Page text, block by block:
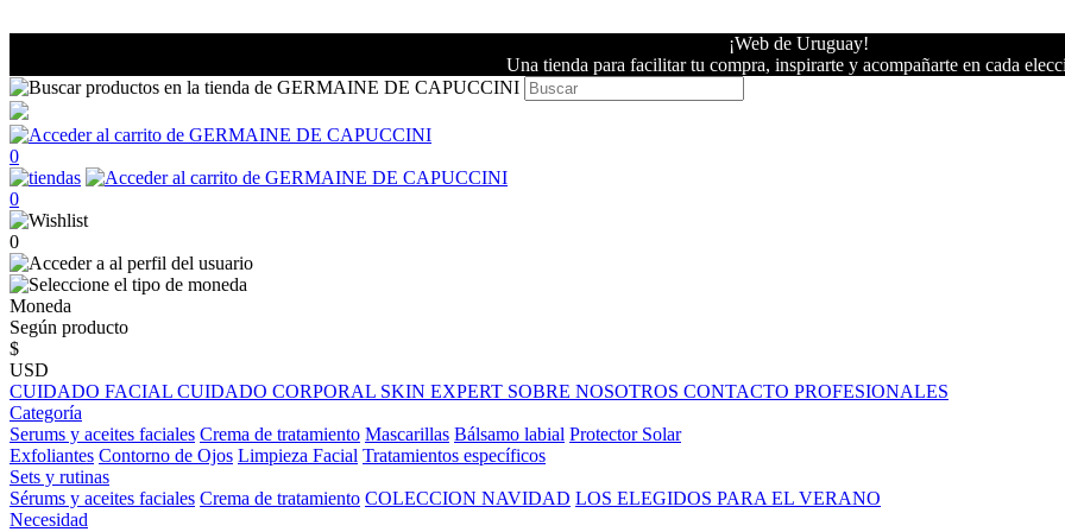
¡Web de Uruguay!
Una tienda para facilitar tu compra, inspirarte y acompañarte en cada
0
0
0
Moneda
Según producto
$
USD
CUIDADO FACIAL CUIDADO CORPORAL SKIN EXPERT SOBRE NOSOTROS CONTACTO PROFESIONALES
Categoría
Serums y aceites faciales Crema de tratamiento Mascarillas Bálsamo labial Protector Solar
Exfoliantes Contorno de Ojos Limpieza Facial Tratamientos específicos
Sets y rutinas
Sérums y aceites faciales Crema de tratamiento COLECCION NAVIDAD LOS ELEGIDOS PARA EL VERANO
Necesidad